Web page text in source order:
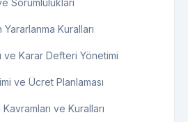
Sorumlulukları
Kuralları
ve Karar Defteri Yönetimi
ve Ücret Planlaması
ve Kuralları